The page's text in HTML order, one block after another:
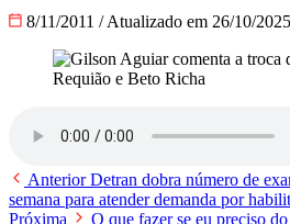
8/11/2011 / Atualizado em 26/10/2025
AnteriorDetran dobra número de
semana para atender demanda por
Próxima
O que fazer se eu preciso